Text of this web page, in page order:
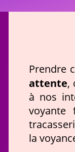
Prendre
attente,
à nos
voyante
la